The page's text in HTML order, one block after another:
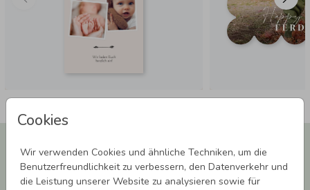
Cookies
Wir verwenden Cookies und ähnliche Techniken, um die
Benutzerfreundlichkeit zu verbessern, den Datenverkehr und
die Leistung unserer Website zu analysieren sowie für
sichern!
Melde Dich zu unserem Newsletter an und bleibe auf dem